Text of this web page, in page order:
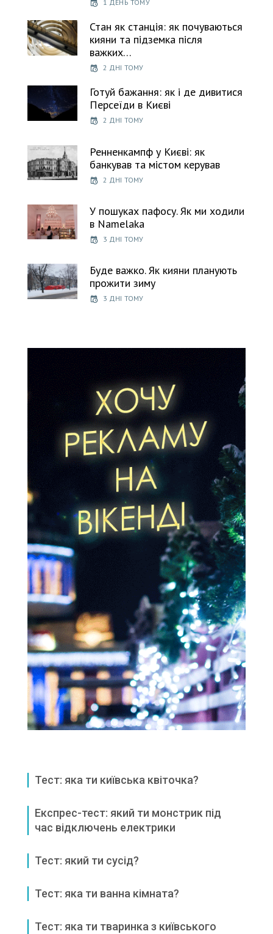
1 ДЕНЬ ТОМУ
Стан як станція: як почуваються
кияни та підземка після
важких…
2 ДНІ ТОМУ
Готуй бажання: як і де дивитися
Персеїди в Києві
2 ДНІ ТОМУ
Ренненкампф у Києві: як
банкував та містом керував
2 ДНІ ТОМУ
У пошуках пафосу. Як ми ходили
в Namelaka
3 ДНІ ТОМУ
Буде важко. Як кияни планують
прожити зиму
3 ДНІ ТОМУ
Тест: яка ти київська квіточка?
Експрес-тест: який ти монстрик під
час відключень електрики
Тест: який ти сусід?
Тест: яка ти ванна кімната?
Тест: яка ти тваринка з київського